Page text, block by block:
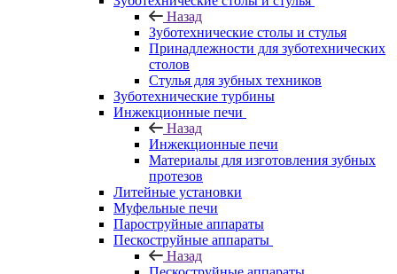
Назад
Зуботехнические столы и стулья
Принадлежности для зуботехнических
столов
Стулья для зубных техников
Зуботехнические турбины
Инжекционные печи
Назад
Инжекционные печи
Материалы для изготовления зубных
протезов
Литейные установки
Муфельные печи
Пароструйные аппараты
Пескоструйные аппараты
Назад